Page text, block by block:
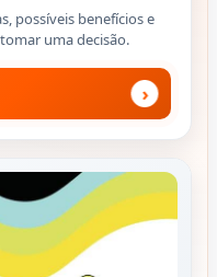
possíveis benefícios e
uma decisão.
›